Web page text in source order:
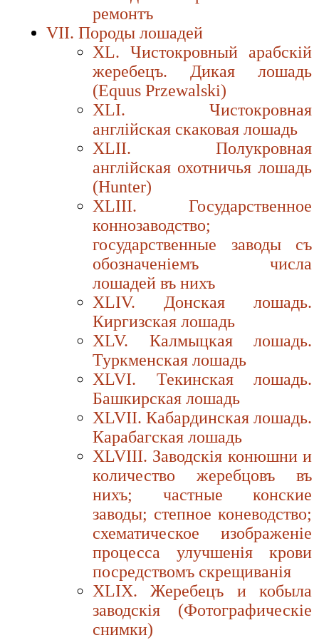
ремонтъ
VII. Породы лошадей
XL. Чистокровный арабскiй
жеребецъ. Дикая лошадь
(Equus Przewalski)
XLI. Чистокровная
англiйская скаковая лошадь
XLII. Полукровная
англiйская охотничья лошадь
(Hunter)
XLIII. Государственное
коннозаводство;
государственные заводы съ
обозначенiемъ числа
лошадей въ нихъ
XLIV. Донская лошадь.
Киргизская лошадь
XLV. Калмыцкая лошадь.
Туркменская лошадь
XLVI. Текинская лошадь.
Башкирская лошадь
XLVII. Кабардинская лошадь.
Карабагская лошадь
XLVIII. Заводскiя конюшни и
количество жеребцовъ въ
нихъ; частные конские
заводы; степное коневодство;
схематическое изображенiе
процесса улучшенiя крови
посредствомъ скрещиванiя
XLIX. Жеребецъ и кобыла
заводскiя (Фотографическiе
снимки)